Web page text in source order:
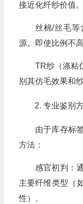
接近化纤纱价值。
丝棉/丝毛
源。即使比例不
TR纱（涤粘
别其仿毛效果和
专业鉴别
由于库存标
方法：
感官初判：
主要纤维类型（
性）。